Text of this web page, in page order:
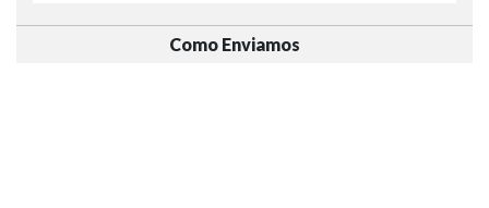
Como Enviamos